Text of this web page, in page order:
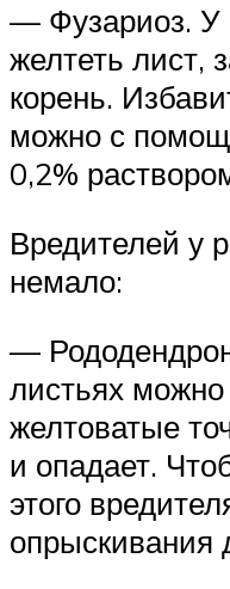
— Фузариоз. У
желтеть лист,
корень.
можно с
0,2%
Вредителей у
немало:
—
листьях
желтоватые
и опадает.
этого
опрыскивания